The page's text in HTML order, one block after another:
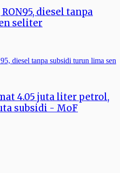
diesel tanpa
seliter
4.05 juta liter petrol,
subsidi - MoF